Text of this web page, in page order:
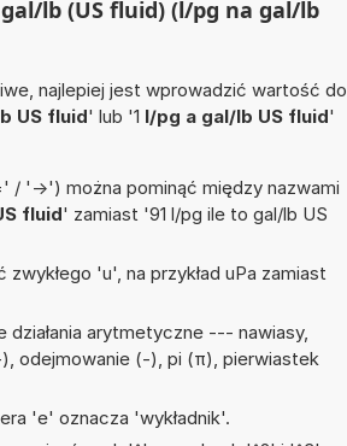
lb (US fluid) (l/pg na gal/lb
najlepiej jest wprowadzić wartość do
US fluid' lub '1 l/pg a gal/lb US fluid'
'->') można pominąć między nazwami
fluid' zamiast '91 l/pg ile to gal/lb US
'u', na przykład uPa zamiast
arytmetyczne --- nawiasy,
odejmowanie (-), pi (π), pierwiastek
'e' oznacza 'wykładnik'.